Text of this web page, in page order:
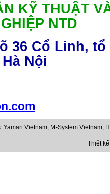
KỸ THUẬT
NTD
36 Cổ Linh, tổ
Nội
Yamari Vietnam, M-System Vietnam,
Thiết